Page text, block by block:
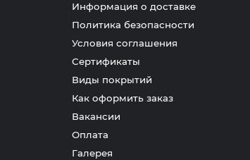
Информация о доставке
Политика безопасности
Условия соглашения
Сертификаты
Виды покрытий
Как оформить заказ
Вакансии
Оплата
Галерея